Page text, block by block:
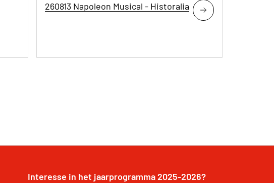
260813 Napoleon Musical - Historalia
Interesse in het jaarprogramma 2025-2026?